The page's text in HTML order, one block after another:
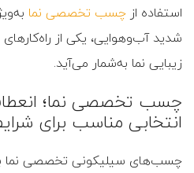
استفاده از چسب تخصصی نما
شدید آب‌و‌هوایی، یکی از
زیبایی نما به‌شمار می‌آید.
چسب تخصصی نما؛
انتخابی مناسب برای
چسب‌های سیلیکونی تخصصی نما